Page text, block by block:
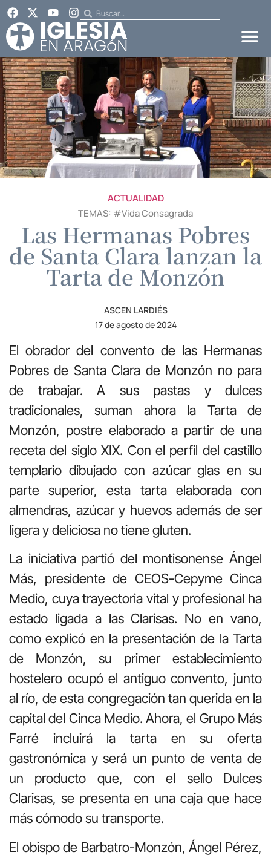
ACTUALIDAD
TEMAS: #Vida Consagrada
Las Hermanas Pobres
de Santa Clara lanzan la
Tarta de Monzón
ASCEN LARDIÉS
17 de agosto de 2024
El obrador del convento de las Hermanas
Pobres de Santa Clara de Monzón no para
de trabajar. A sus pastas y dulces
tradicionales, suman ahora la Tarta de
Monzón, postre elaborado a partir de una
receta del siglo XIX. Con el perfil del castillo
templario dibujado con azúcar glas en su
parte superior, esta tarta elaborada con
almendras, azúcar y huevos además de ser
ligera y deliciosa no tiene gluten.
La iniciativa partió del montisonense Ángel
Más, presidente de CEOS-Cepyme Cinca
Medio, cuya trayectoria vital y profesional ha
estado ligada a las Clarisas. No en vano,
como explicó en la presentación de la Tarta
de Monzón, su primer establecimiento
hostelero ocupó el antiguo convento, junto
al río, de esta congregación tan querida en la
capital del Cinca Medio. Ahora, el Grupo Más
Farré incluirá la tarta en su oferta
gastronómica y será un punto de venta de
un producto que, con el sello Dulces
Clarisas, se presenta en una caja que hace
más cómodo su transporte.
El obispo de Barbatro-Monzón, Ángel Pérez,